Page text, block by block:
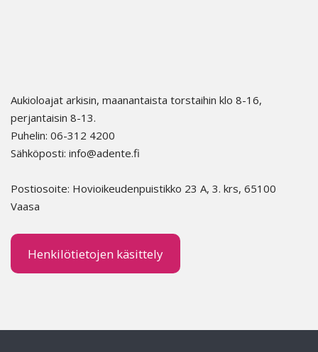
Aukioloajat arkisin, maanantaista torstaihin klo 8-16,
perjantaisin 8-13.
Puhelin: 06-312 4200
Sähköposti: info@adente.fi
Postiosoite: Hovioikeudenpuistikko 23 A, 3. krs, 65100
Vaasa
Henkilötietojen käsittely